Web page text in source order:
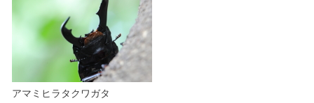
アマミヒラタクワガタ